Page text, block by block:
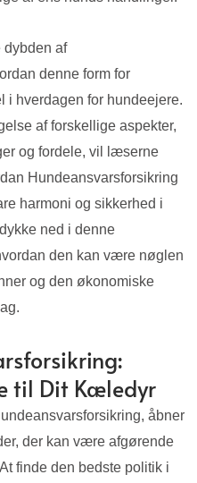
dybden af
denne form for
i hverdagen for hundeejere.
af forskellige aspekter,
og fordele, vil læserne
Hundeansvarsforsikring
harmoni og sikkerhed i
ned i denne
den kan være nøglen
og den økonomiske
til Dit Kæledyr
åbner
der kan være afgørende
finde den bedste politik i